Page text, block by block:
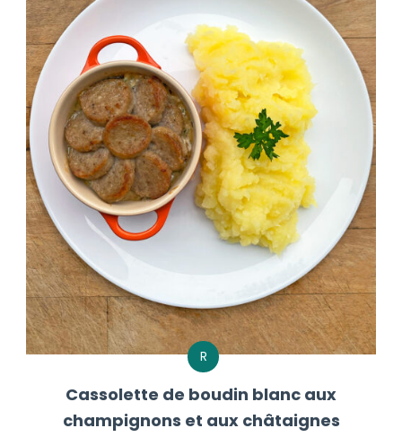
R
Cassolette de boudin blanc aux
champignons et aux châtaignes